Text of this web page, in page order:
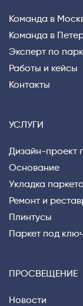
Команда в
Команда в
Эксперт по
Работы и кейсы
Контакты
УСЛУГИ
Дизайн-проект
Основание
Укладка паркета
Ремонт и
Плинтусы
Паркет под
ПРОСВЕЩЕНИЕ
Новости